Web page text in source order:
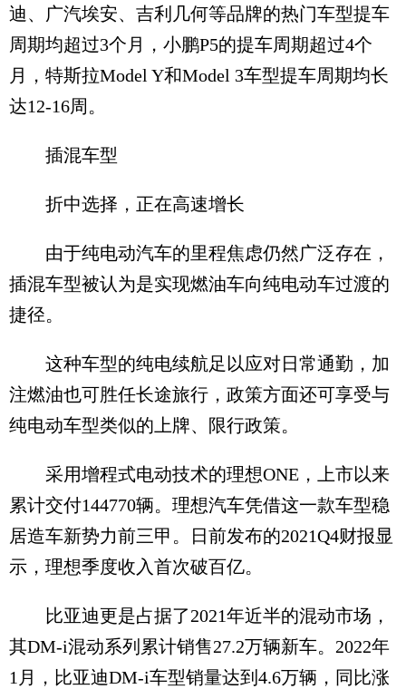
迪、广汽埃安、吉利几何等品牌的热门车型提车
周期均超过3个月，小鹏P5的提车周期超过4个
月，特斯拉Model Y和Model 3车型提车周期均长
达12-16周。
插混车型
折中选择，正在高速增长
由于纯电动汽车的里程焦虑仍然广泛存在，
插混车型被认为是实现燃油车向纯电动车过渡的
捷径。
这种车型的纯电续航足以应对日常通勤，加
注燃油也可胜任长途旅行，政策方面还可享受与
纯电动车型类似的上牌、限行政策。
采用增程式电动技术的理想ONE，上市以来
累计交付144770辆。理想汽车凭借这一款车型稳
居造车新势力前三甲。日前发布的2021Q4财报显
示，理想季度收入首次破百亿。
比亚迪更是占据了2021年近半的混动市场，
其DM-i混动系列累计销售27.2万辆新车。2022年
1月，比亚迪DM-i车型销量达到4.6万辆，同比涨